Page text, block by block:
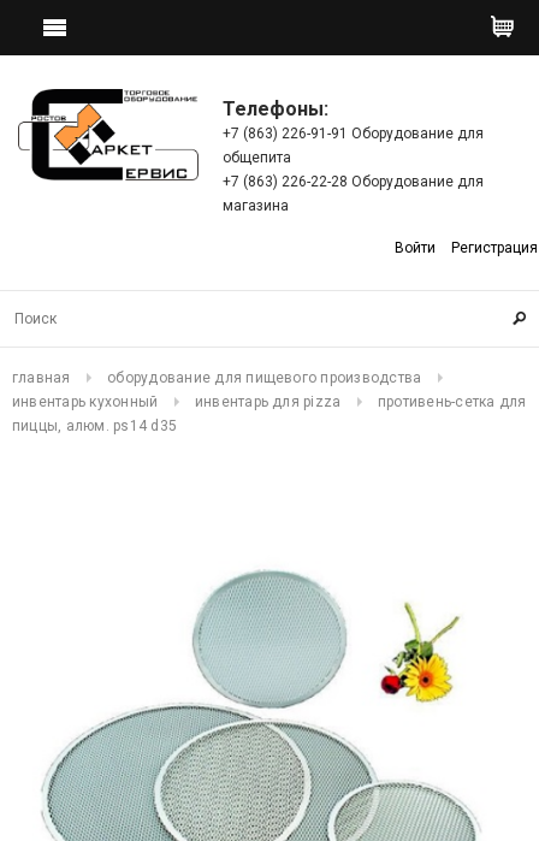
Телефоны:
+7 (863) 226-91-91 Оборудование для
общепита
+7 (863) 226-22-28 Оборудование для
магазина
Войти Регистрация
главная
оборудование для пищевого производства
инвентарь кухонный
инвентарь для pizza
противень-сетка для
пиццы, алюм. ps14 d35